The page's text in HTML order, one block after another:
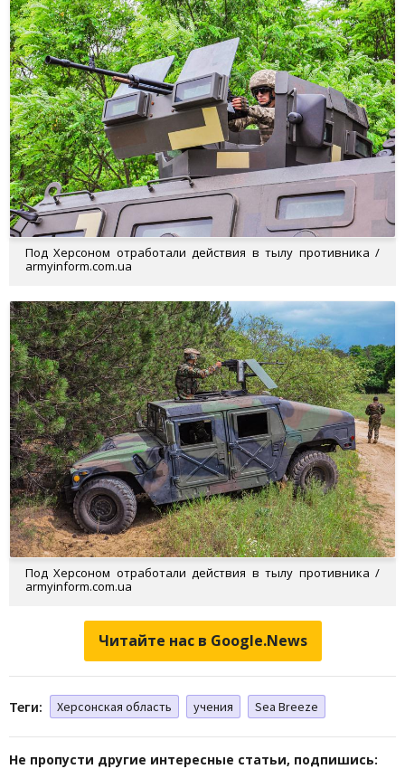
Под Херсоном отработали действия в тылу противника /
armyinform.com.ua
Под Херсоном отработали действия в тылу противника /
armyinform.com.ua
Читайте нас в Google.News
Теги: Херсонская область учения Sea Breeze
Не пропусти другие интересные статьи, подпишись: